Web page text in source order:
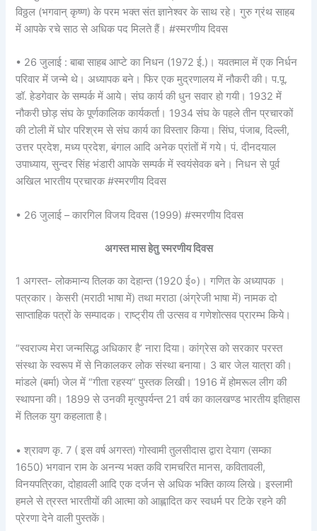
विठ्ठल (भगवान् कृष्ण) के परम भक्त संत ज्ञानेश्वर के साथ रहे। गुरु ग्रंथ साहब
में आपके रचे साठ से अधिक पद मिलते हैं। #स्मरणीय दिवस
• 26 जुलाई : बाबा साहब आप्टे का निधन (1972 ई.)। यवतमाल में एक निर्धन
परिवार में जन्मे थे। अध्यापक बने। फिर एक मुद्रणालय में नौकरी की। प.पू.
डॉ. हेडगेवार के सम्पर्क में आये। संघ कार्य की धुन सवार हो गयी। 1932 में
नौकरी छोड़ संघ के पूर्णकालिक कार्यकर्ता। 1934 संघ के पहले तीन प्रचारकों
की टोली में घोर परिश्रम से संघ कार्य का विस्तार किया। सिंघ, पंजाब, दिल्ली,
उत्तर प्रदेश, मध्य प्रदेश, बंगाल आदि अनेक प्रांतों में गये। पं. दीनदयाल
उपाध्याय, सुन्दर सिंह भंडारी आपके सम्पर्क में स्वयंसेवक बने। निधन से पूर्व
अखिल भारतीय प्रचारक #स्मरणीय दिवस
• 26 जुलाई – कारगिल विजय दिवस (1999) #स्मरणीय दिवस
अगस्त मास हेतु स्मरणीय दिवस
1 अगस्त- लोकमान्य तिलक का देहान्त (1920 ई०)। गणित के अध्यापक ।
पत्रकार। केसरी (मराठी भाषा में) तथा मराठा (अंग्रेजी भाषा में) नामक दो
साप्ताहिक पत्रों के सम्पादक। राष्ट्रीय ती उत्सव व गणेशोत्सव प्रारम्भ किये।
“स्वराज्य मेरा जन्मसिद्ध अधिकार है’ नारा दिया। कांग्रेस को सरकार परस्त
संस्था के स्वरूप में से निकालकर लोक संस्था बनाया। 3 बार जेल यात्रा की।
मांडले (बर्मा) जेल में “गीता रहस्य” पुस्तक लिखी। 1916 में होमरूल लीग की
स्थापना की। 1899 से उनकी मृत्युपर्यन्त 21 वर्ष का कालखण्ड भारतीय इतिहास
में तिलक युग कहलाता है।
• श्रावण कृ. 7 ( इस वर्ष अगस्त) गोस्वामी तुलसीदास द्वारा देयाग (सम्का
1650) भगवान राम के अनन्य भक्त कवि रामचरित मानस, कवितावली,
विनयपत्रिका, दोहावली आदि एक दर्जन से अधिक भक्ति काव्य लिखे। इस्लामी
हमले से त्रस्त भारतीयों की आत्मा को आह्लादित कर स्वधर्म पर टिके रहने की
प्रेरणा देने वाली पुस्तकें।